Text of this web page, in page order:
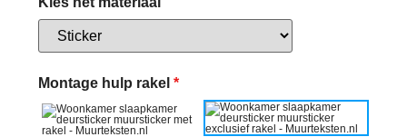
Montage hulp rakel *